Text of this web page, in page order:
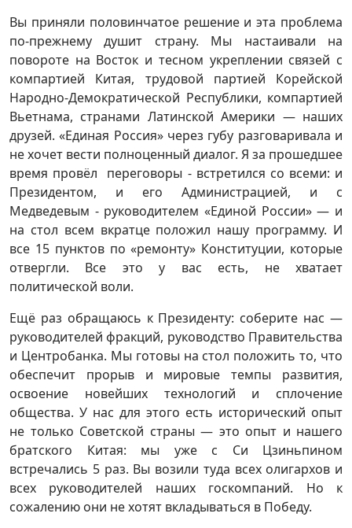
Вы приняли половинчатое решение и эта проблема
по-прежнему душит страну. Мы настаивали на
повороте на Восток и тесном укреплении связей с
компартией Китая, трудовой партией Корейской
Народно-Демократической Республики, компартией
Вьетнама, странами Латинской Америки — наших
друзей. «Единая Россия» через губу разговаривала и
не хочет вести полноценный диалог. Я за прошедшее
время провёл переговоры - встретился со всеми: и
Президентом, и его Администрацией, и с
Медведевым - руководителем «Единой России» — и
на стол всем вкратце положил нашу программу. И
все 15 пунктов по «ремонту» Конституции, которые
отвергли. Все это у вас есть, не хватает
политической воли.
Ещё раз обращаюсь к Президенту: соберите нас —
руководителей фракций, руководство Правительства
и Центробанка. Мы готовы на стол положить то, что
обеспечит прорыв и мировые темпы развития,
освоение новейших технологий и сплочение
общества. У нас для этого есть исторический опыт
не только Советской страны — это опыт и нашего
братского Китая: мы уже с Си Цзиньпином
встречались 5 раз. Вы возили туда всех олигархов и
всех руководителей наших госкомпаний. Но к
сожалению они не хотят вкладываться в Победу.